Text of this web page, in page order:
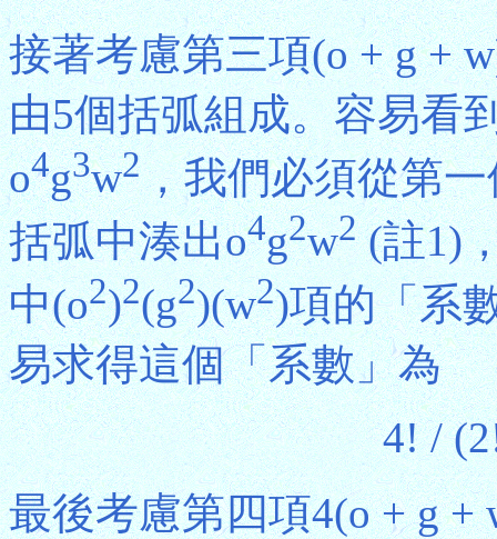
接著考慮第三項(o + g +
由5個括弧組成。容易看
o4g3w2，我們必須從第
括弧中湊出o4g2w2(註1)
中(o2)2(g2)(w2)項的「系
易求得這個「系數」為
4! /
最後考慮第四項4(o + g +